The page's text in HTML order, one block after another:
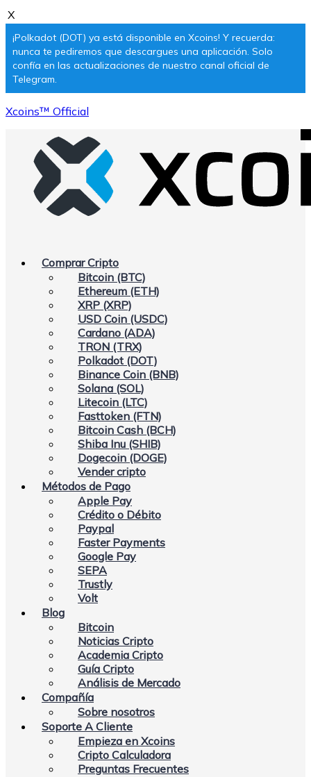
X
¡Polkadot (DOT) ya está disponible en Xcoins! Y recuerda:
nunca te pediremos que descargues una aplicación. Solo
confía en las actualizaciones de nuestro canal oficial de
Telegram.
Xcoins™ Official
Comprar Cripto
Bitcoin (BTC)
Ethereum (ETH)
XRP (XRP)
USD Coin (USDC)
Cardano (ADA)
TRON (TRX)
Polkadot (DOT)
Binance Coin (BNB)
Solana (SOL)
Litecoin (LTC)
Fasttoken (FTN)
Bitcoin Cash (BCH)
Shiba Inu (SHIB)
Dogecoin (DOGE)
Vender cripto
Métodos de Pago
Apple Pay
Crédito o Débito
Paypal
Faster Payments
Google Pay
SEPA
Trustly
Volt
Blog
Bitcoin
Noticias Cripto
Academia Cripto
Guía Cripto
Análisis de Mercado
Compañía
Sobre nosotros
Soporte A Cliente
Empieza en Xcoins
Cripto Calculadora
Preguntas Frecuentes